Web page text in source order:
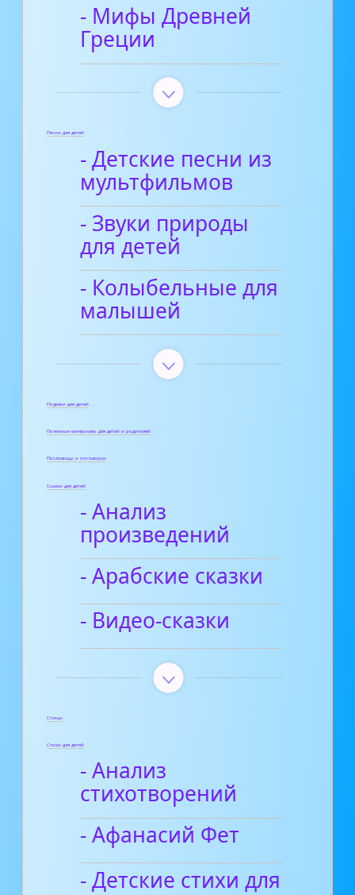
- Мифы Древней
Греции
Песни для детей
- Детские песни из
мультфильмов
- Звуки природы
для детей
- Колыбельные для
малышей
Поделки для детей
Полезные материалы для детей и родителей
Пословицы и поговорки
Сказки для детей
- Анализ
произведений
- Арабские сказки
- Видео-сказки
Статьи
Стихи для детей
- Анализ
стихотворений
- Афанасий Фет
- Детские стихи для